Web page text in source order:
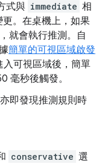
式與 immediate 相
。在桌機上，如果
就會執行推測。自
簡單的可視區域啟發
可視區域後，簡單
毫秒後觸發。
即發現推測規則時
conservative 選